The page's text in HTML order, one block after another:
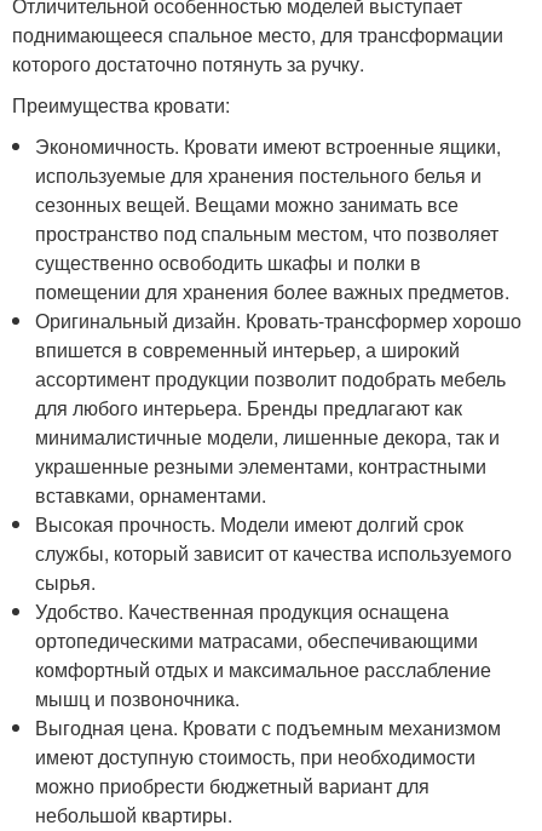
Отличительной особенностью моделей выступает
поднимающееся спальное место, для трансформации
которого достаточно потянуть за ручку.
Преимущества кровати:
Экономичность. Кровати имеют встроенные ящики,
используемые для хранения постельного белья и
сезонных вещей. Вещами можно занимать все
пространство под спальным местом, что позволяет
существенно освободить шкафы и полки в
помещении для хранения более важных предметов.
Оригинальный дизайн. Кровать-трансформер хорошо
впишется в современный интерьер, а широкий
ассортимент продукции позволит подобрать мебель
для любого интерьера. Бренды предлагают как
минималистичные модели, лишенные декора, так и
украшенные резными элементами, контрастными
вставками, орнаментами.
Высокая прочность. Модели имеют долгий срок
службы, который зависит от качества используемого
сырья.
Удобство. Качественная продукция оснащена
ортопедическими матрасами, обеспечивающими
комфортный отдых и максимальное расслабление
мышц и позвоночника.
Выгодная цена. Кровати с подъемным механизмом
имеют доступную стоимость, при необходимости
можно приобрести бюджетный вариант для
небольшой квартиры.